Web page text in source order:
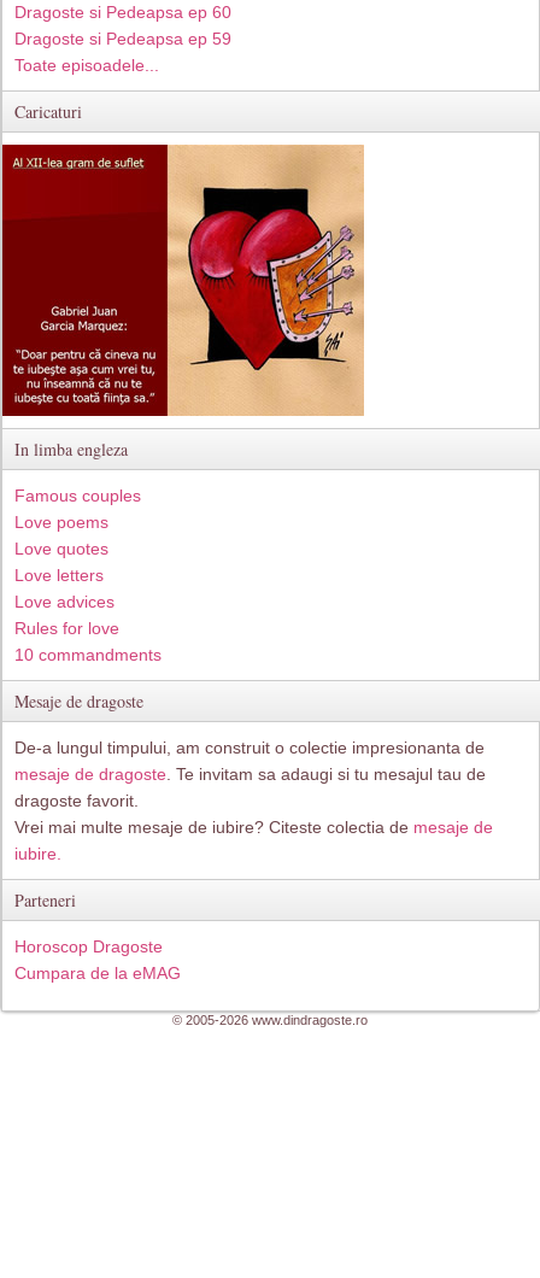
Dragoste si Pedeapsa ep 60
Dragoste si Pedeapsa ep 59
Toate episoadele...
Caricaturi
In limba engleza
Famous couples
Love poems
Love quotes
Love letters
Love advices
Rules for love
10 commandments
Mesaje de dragoste
De-a lungul timpului, am construit o colectie impresionanta de
mesaje de dragoste . Te invitam sa adaugi si tu mesajul tau de
dragoste favorit.
Vrei mai multe mesaje de iubire? Citeste colectia de mesaje de
iubire.
Parteneri
Horoscop Dragoste
Cumpara de la eMAG
© 2005-2026 www.dindragoste.ro